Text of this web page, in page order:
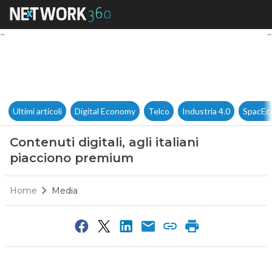
Contenuti digitali, agli
Ultimi articoli Digital Economy Telco Industria 4.0
Contenuti digitali, agli italiani
piacciono premium
Home Media